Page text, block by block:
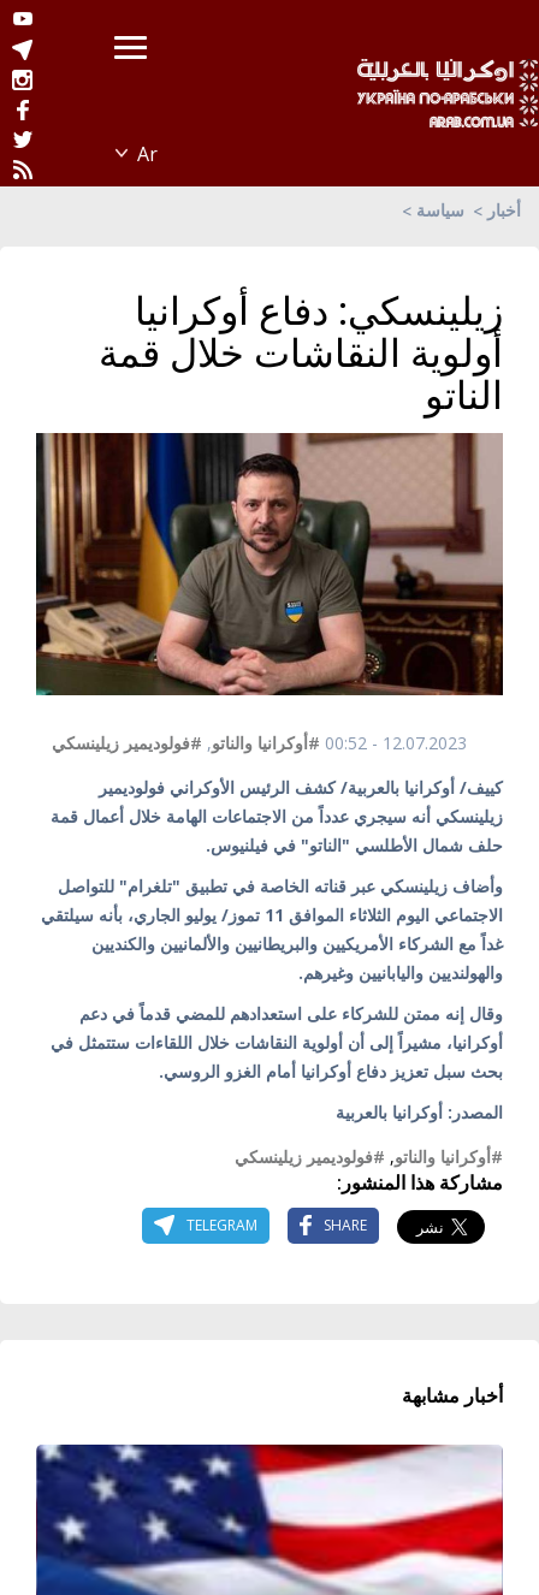
أخبار سياسة
زيلينسكي: دفاع أوكرانيا
أولوية النقاشات خلال قمة
الناتو
12.07.2023 - 00:52 #أوكرانيا والناتو, #فولوديمير زيلينسكي
كييف/ أوكرانيا بالعربية/ كشف الرئيس الأوكراني فولوديمير
زيلينسكي أنه سيجري عدداً من الاجتماعات الهامة خلال أعمال قمة
حلف شمال الأطلسي "الناتو" في فيلنيوس.
وأضاف زيلينسكي عبر قناته الخاصة في تطبيق "تلغرام" للتواصل
الاجتماعي اليوم الثلاثاء الموافق 11 تموز/ يوليو الجاري، بأنه سيلتقي
غداً مع الشركاء الأمريكيين والبريطانيين والألمانيين والكنديين
والهولنديين واليابانيين وغيرهم.
وقال إنه ممتن للشركاء على استعدادهم للمضي قدماً في دعم
أوكرانيا، مشيراً إلى أن أولوية النقاشات خلال اللقاءات ستتمثل في
بحث سبل تعزيز دفاع أوكرانيا أمام الغزو الروسي.
المصدر: أوكرانيا بالعربية
#أوكرانيا والناتو, #فولوديمير زيلينسكي
مشاركة هذا المنشور:
SHARE
TELEGRAM
أخبار مشابهة